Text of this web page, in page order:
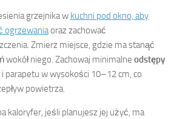
grzejnika w kuchni pod okno, aby
ogrzewaniaoraz zachować
Zmierz miejsce, gdzie ma stanąć
wokół niego. Zachowaj minimalne odstępy
i parapetu w wysokości 10–12 cm, co
powietrza.
kaloryfer, jeśli planujesz jej użyć, ma